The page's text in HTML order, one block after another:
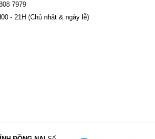
7979
- 21H (Chủ nhật & ngày lễ)